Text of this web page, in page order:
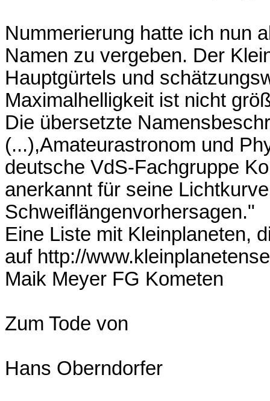
Nummerierung hatte ich nun
Namen zu vergeben. Der
Hauptgürtels und
Maximalhelligkeit ist nicht
Die übersetzte
(...),Amateurastronom und
deutsche VdS-Fachgruppe
anerkannt für seine
Schweiflängenvorhersagen."
Eine Liste mit Kleinplaneten,
auf http://
Maik Meyer FG Kometen
Zum Tode von
Hans Oberndorfer